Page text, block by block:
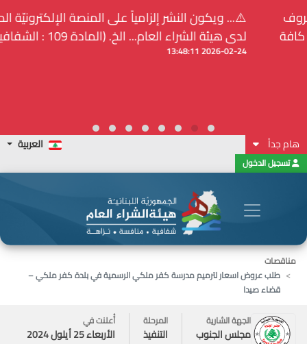
⚠️... ويكون النشر إلزامياً على المنصة الإلكترونيّة المركزيّة
لدى هيئة الشراء العام... الخ. (المادة 109 : الشفافية)
هام جداً العربية
تسجيل الدخول
مناقصات
طلب عروض اسعار لترميم مدرسة كفر ملكي الرسمية في بلدة كفر ملكي –
قضاء صيدا
الجهة الشارية
مجلس الجنوب
المرحلة
التنفيذ
أُعلنت في
الأربعاء 25 أيلول 2024